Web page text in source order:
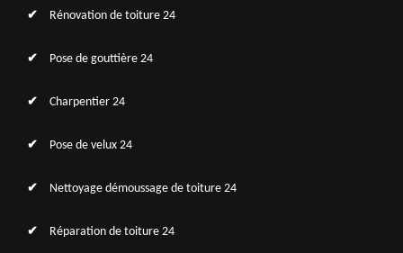
Rénovation de toiture 24
Pose de gouttière 24
Charpentier 24
Pose de velux 24
Nettoyage démoussage de toiture 24
Réparation de toiture 24